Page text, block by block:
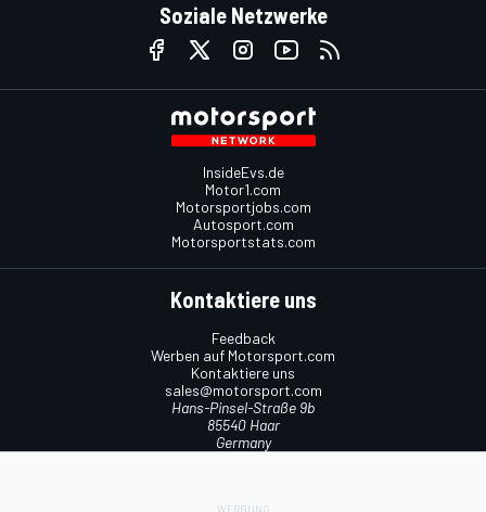
Soziale Netzwerke
InsideEvs.de
Motor1.com
Motorsportjobs.com
Autosport.com
Motorsportstats.com
Kontaktiere uns
Feedback
Werben auf Motorsport.com
Kontaktiere uns
sales@motorsport.com
Hans-Pinsel-Straße 9b
85540 Haar
Germany